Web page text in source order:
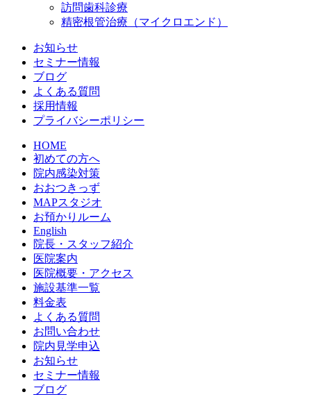
訪問歯科診療
精密根管治療（マイクロエンド）
お知らせ
セミナー情報
ブログ
よくある質問
採用情報
プライバシーポリシー
HOME
初めての方へ
院内感染対策
おおつきっず
MAPスタジオ
お預かりルーム
English
院長・スタッフ紹介
医院案内
医院概要・アクセス
施設基準一覧
料金表
よくある質問
お問い合わせ
院内見学申込
お知らせ
セミナー情報
ブログ